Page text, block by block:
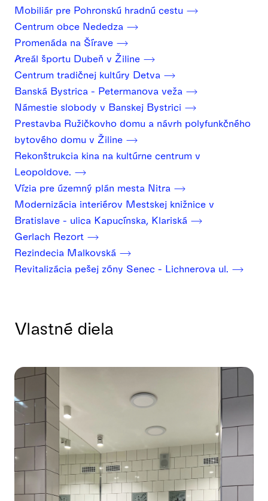
Mobiliár pre Pohronskú hradnú cestu
Centrum obce Nededza
Promenáda na Šírave
Areál športu Dubeň v Žiline
Centrum tradičnej kultúry Detva
Banská Bystrica - Petermanova veža
Námestie slobody v Banskej Bystrici
Prestavba Ružičkovho domu a návrh polyfunkčného
bytového domu v Žiline
Rekonštrukcia kina na kultúrne centrum v
Leopoldove.
Vízia pre územný plán mesta Nitra
Modernizácia interiérov Mestskej knižnice v
Bratislave - ulica Kapucínska, Klariská
Gerlach Rezort
Rezindecia Malkovská
Revitalizácia pešej zóny Senec - Lichnerova ul.
Vlastné diela